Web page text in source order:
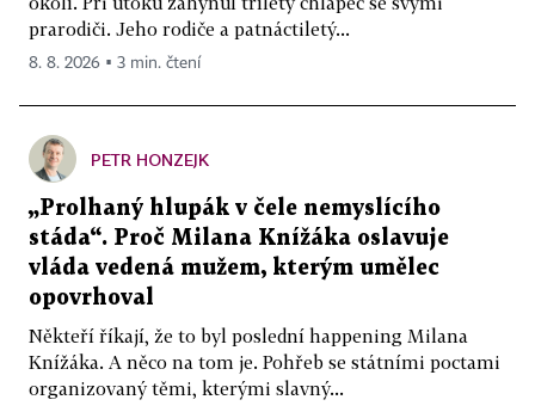
prarodiči. Jeho rodiče a patnáctiletý...
8. 8. 2026 ▪ 3 min. čtení
PETR HONZEJK
„Prolhaný hlupák v čele nemyslícího
stáda“. Proč Milana Knížáka oslavuje
vláda vedená mužem, kterým umělec
opovrhoval
Někteří říkají, že to byl poslední happening Milana
Knížáka. A něco na tom je. Pohřeb se státními poctami
organizovaný těmi, kterými slavný...